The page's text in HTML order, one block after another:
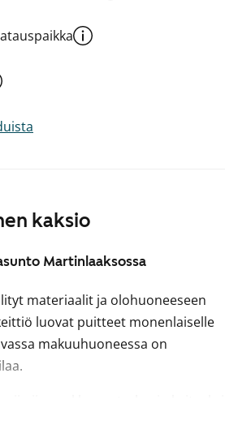
kaksio
Martinlaaksossa
materiaalit ja olohuoneeseen
luovat puitteet monenlaiselle
makuuhuoneessa on
niin ruukkupuutarhurin keitaaksi